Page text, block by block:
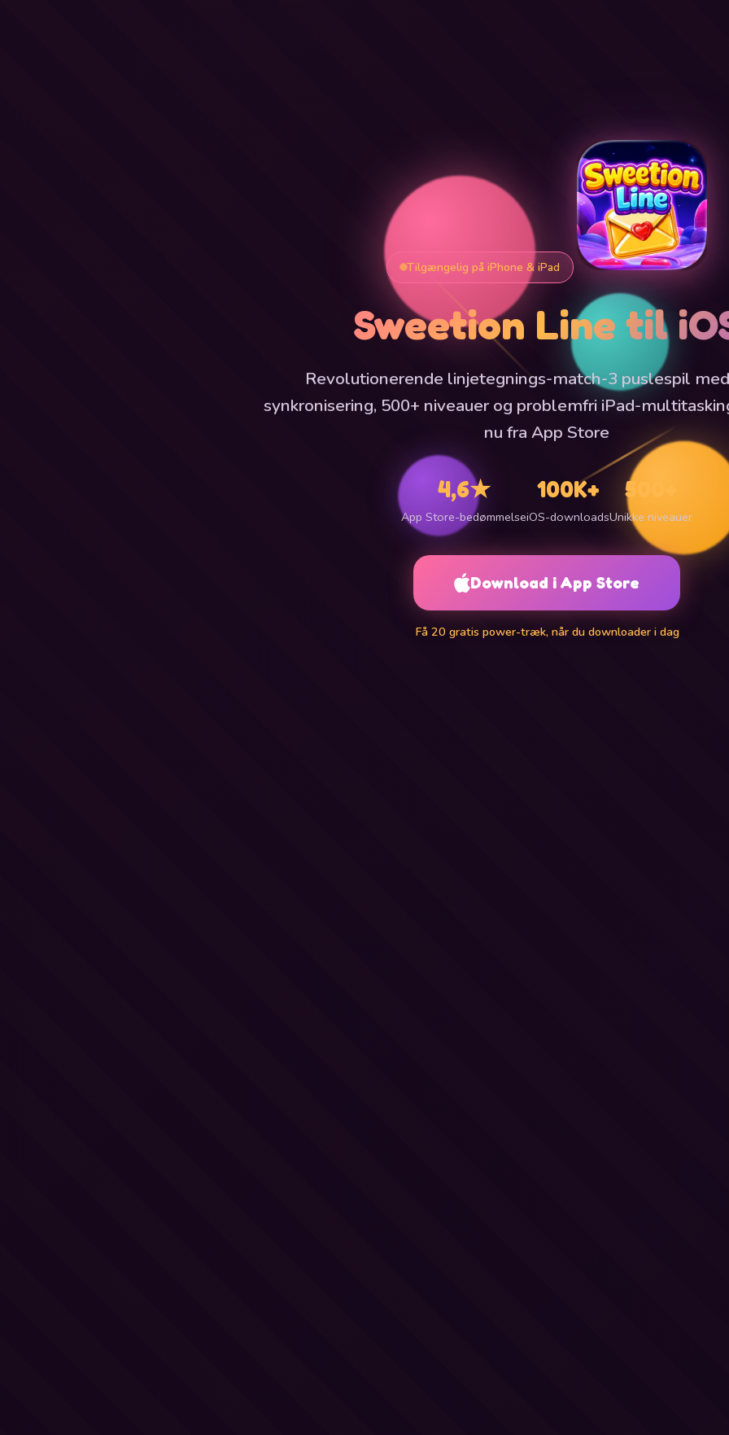
Tilgængelig på iPhone & iPad
Sweetion Line til
Revolutionerende linjetegnings-match-3 puslespil
synkronisering, 500+ niveauer og problemfri iPad-
nu fra App Store
4,6★
App Store-bedømmelse
100K+
iOS-downloads
500+
Unikke niveauer
Download i App Store
Få 20 gratis power-træk, når du downloader i dag